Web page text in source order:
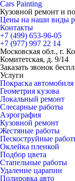
Cars Painting
Кузовной ремонт и
Цены на наши виды
Контакты
+7 (499) 653-96-05
+7 (977) 997 22 14
Московская обл., г.
Комитетская, д. 9/14
Заказать звонок
Услуги
Покраска автомобиля
Геометрия кузова
Локальный ремонт
Слесарные работы
Аэрография
Кузовной ремонт
Жестяные работы
Пескоструйные
Оклейка пленкой
Подбор цвета
Стапельные работы
Удаление царапин
Полировка авто